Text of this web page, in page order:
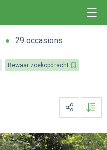
29 occasions
Bewaar zoekopdracht